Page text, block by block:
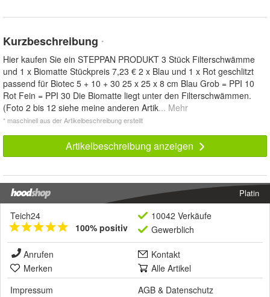
Kurzbeschreibung *
Hier kaufen Sie ein STEPPAN PRODUKT 3 Stück Filterschwämme
und 1 x Biomatte Stückpreis 7,23 € 2 x Blau und 1 x Rot geschlitzt
passend für Biotec 5 + 10 + 30 25 x 25 x 8 cm Blau Grob = PPI 10
Rot Fein = PPI 30 Die Biomatte liegt unter den Filterschwämmen.
(Foto 2 bis 12 siehe meine anderen Artik... Mehr
* maschinell aus der Artikelbeschreibung erstellt
Artikelbeschreibung anzeigen
Platin
Teich24
100% positiv
10042 Verkäufe
Gewerblich
Anrufen
Kontakt
Merken
Alle Artikel
Impressum
AGB & Datenschutz